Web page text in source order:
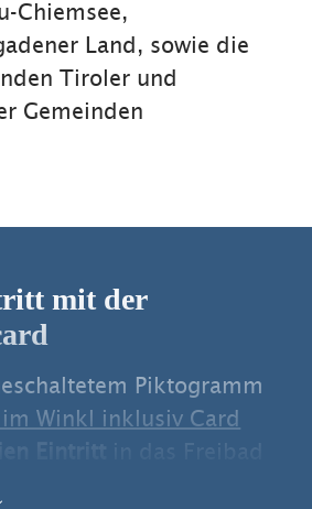
Chiemsee,
Land, sowie die
Tiroler und
Gemeinden
mit der
Piktogramm
im Winkl inklusiv Card
Eintritt